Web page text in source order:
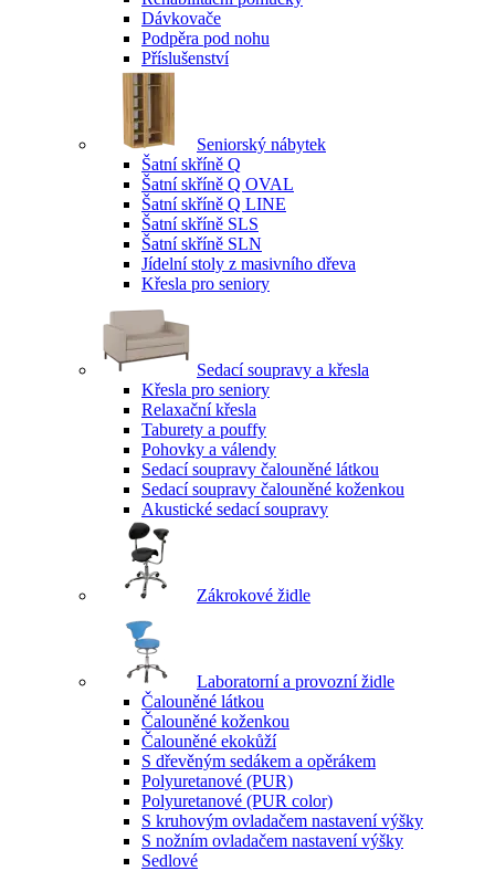
Dávkovače
Podpěra pod nohu
Příslušenství
Seniorský nábytek
Šatní skříně Q
Šatní skříně Q OVAL
Šatní skříně Q LINE
Šatní skříně SLS
Šatní skříně SLN
Jídelní stoly z masivního dřeva
Křesla pro seniory
Sedací soupravy a křesla
Křesla pro seniory
Relaxační křesla
Taburety a pouffy
Pohovky a válendy
Sedací soupravy čalouněné látkou
Sedací soupravy čalouněné koženkou
Akustické sedací soupravy
Zákrokové židle
Laboratorní a provozní židle
Čalouněné látkou
Čalouněné koženkou
Čalouněné ekokůží
S dřevěným sedákem a opěrákem
Polyuretanové (PUR)
Polyuretanové (PUR color)
S kruhovým ovladačem nastavení výšky
S nožním ovladačem nastavení výšky
Sedlové